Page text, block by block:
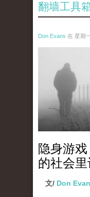
翻墙工具
Don Evans 在 星期
隐身游
的社会
文/ Don